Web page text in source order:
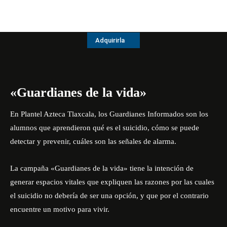
Adquirirla
«Guardianes de la vida»
En Plantel Azteca Tlaxcala, los Guardianes Informados son los
alumnos que aprendieron qué es el suicidio, cómo se puede
detectar y prevenir, cuáles son las señales de alarma.
La campaña «Guardianes de la vida» tiene la intención de
generar espacios vitales que expliquen las razones por las cuales
el suicidio no debería de ser una opción, y que por el contrario
encuentre un motivo para vivir.